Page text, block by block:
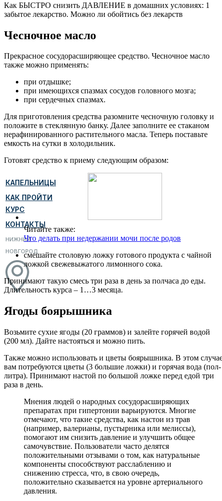
КАПЕЛЬНИЦЫ
КАК ПРОЙТИ
КУРС
КОНТАКТЫ
НИЖНИЙ
НОВГОРОД
Как БЫСТРО снизить ДАВЛЕНИЕ в домашних условиях: 1
забытое лекарство. Можно ли обойтись без лекарств
Чесночное масло
Прекрасное сосудорасширяющее средство. Чесночное масло
также можно применять:
при отдышке;
при имеющихся спазмах сосудов головного мозга;
при сердечных спазмах.
Для приготовления средства разомните чесночную головку и
положите в стеклянную банку. Далее заполните ее стаканом
нерафинированного растительного масла. Теперь поставьте
емкость на сутки в холодильник.
Готовят средство к приему следующим образом:
Читайте также:
Что делать при недержании мочи после родов
смешайте столовую ложку готового продукта с чайной
ложкой свежевыжатого лимонного сока.
Принимают такую смесь три раза в день за полчаса до еды.
Длительность курса – 1…3 месяца.
Ягоды боярышника
Возьмите сухие ягоды (20 граммов) и залейте горячей водой
(200 мл). Дайте настояться и можно пить.
Также можно использовать и цветы боярышника. В этом
вам потребуются цветы (3 большие ложки) и горячая вода (пол-
литра). Принимают настой по большой ложке перед едой три
раза в день.
Мнения людей о народных сосудорасширяющих
препаратах при гипертонии варьируются. Многие
отмечают, что такие средства, как настои из трав
(например, валерианы, пустырника или мелиссы),
помогают им снизить давление и улучшить общее
самочувствие. Пользователи часто делятся
положительными отзывами о том, как натуральные
компоненты способствуют расслаблению и
снижению стресса, что, в свою очередь,
положительно сказывается на уровне артериального
давления.